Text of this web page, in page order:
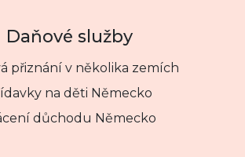
Daňové služby
přiznání v několika zemích
na děti Německo
důchodu Německo